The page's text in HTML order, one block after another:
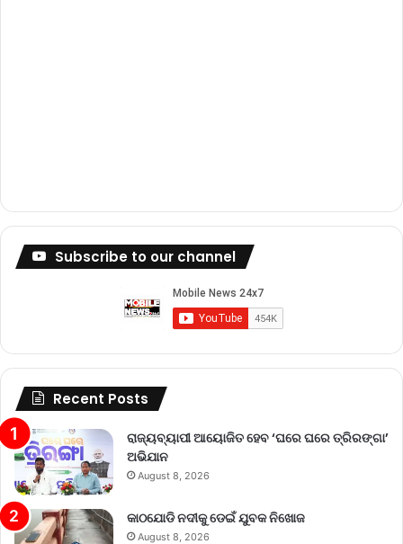
Subscribe to our channel
Recent Posts
ରାଜ୍ୟବ୍ୟାପୀ ଆୟୋଜିତ ହେବ ‘ଘରେ ଘରେ ତ୍ରିରଙ୍ଗା’
ଅଭିଯାନ
August 8, 2026
କାଠଯୋଡି ନଦୀକୁ ଡେଇଁ ଯୁବକ ନିଖୋଜ
August 8, 2026